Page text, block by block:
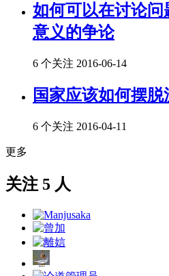
如何可以在讨论
意义的争论
6 个关注 2016-06-14
国家应该如何摆脱
6 个关注 2016-04-11
更多
关注 5 人